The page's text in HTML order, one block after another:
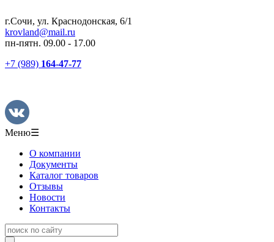
г.Сочи, ул. Краснодонская, 6/1
krovland@mail.ru
пн-пятн. 09.00 - 17.00
+7 (989) 164-47-77
Меню☰
О компании
Документы
Каталог товаров
Отзывы
Новости
Контакты